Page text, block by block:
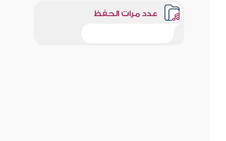
عدد مرات الحفظ